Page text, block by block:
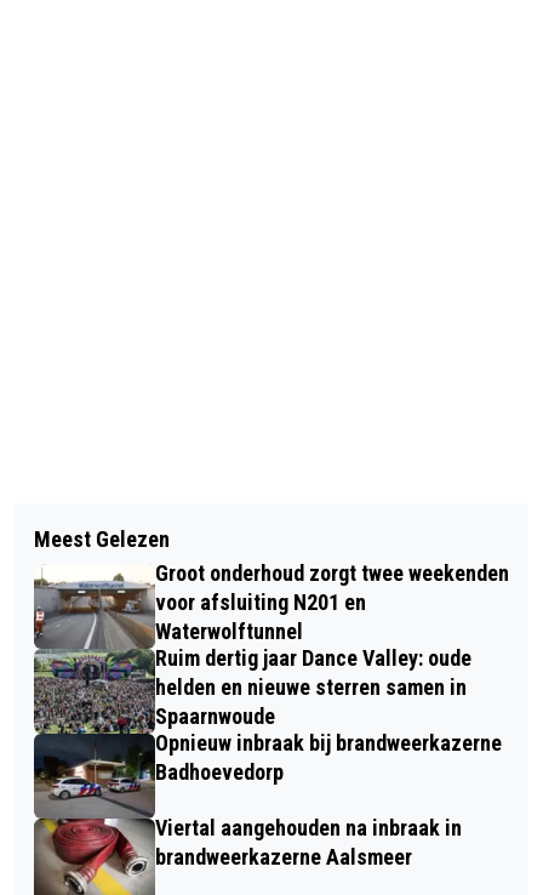
KOMENDE ZOMER GRATIS MET DE
BUS NAAR STRANDEN BLOEMENDAAL
EN ZANDVOORT
OPLEVERING 563
STUDENTENWONINGEN IN HYDE PARK
VAN START
Meest Gelezen
Groot onderhoud zorgt twee weekenden
voor afsluiting N201 en
Waterwolftunnel
Ruim dertig jaar Dance Valley: oude
helden en nieuwe sterren samen in
Spaarnwoude
Opnieuw inbraak bij brandweerkazerne
Badhoevedorp
Viertal aangehouden na inbraak in
brandweerkazerne Aalsmeer